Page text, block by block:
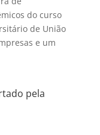
do curso
de União
e um
pela